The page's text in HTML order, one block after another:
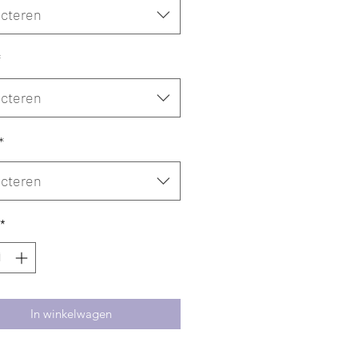
*
In winkelwagen